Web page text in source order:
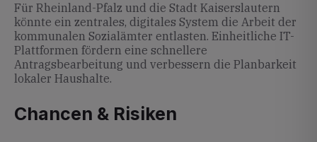
Für Rheinland-Pfalz und die Stadt Kaiserslautern
könnte ein zentrales, digitales System die Arbeit der
kommunalen Sozialämter entlasten. Einheitliche IT-
Plattformen fördern eine schnellere
Antragsbearbeitung und verbessern die Planbarkeit
lokaler Haushalte.
Chancen & Risiken